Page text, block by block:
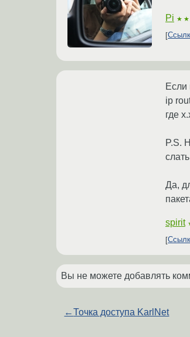
Pi
Если
ip
где
P.S.
Да,
spirit
Вы не можете добавлять
←Точка доступа KarlNet